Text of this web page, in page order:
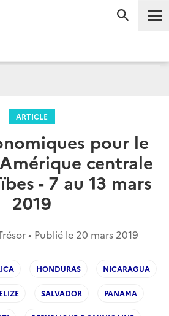
ARTICLE
pour le
centrale
- 7 au 13 mars
2019
• Publié le 20 mars 2019
HONDURAS NICARAGUA
SALVADOR PANAMA